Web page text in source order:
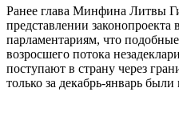
Ранее глава Минфина Литвы
представлении законопроекта
парламентариям, что
возросшего потока
поступают в страну через
только за декабрь-январь